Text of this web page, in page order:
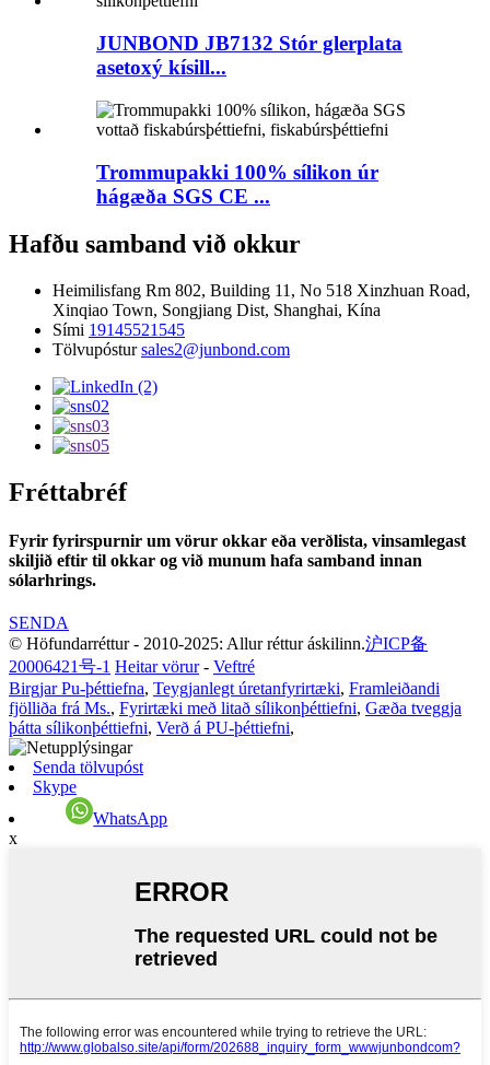
JUNBOND JB7132 Stór glerplata
asetoxý kísill...
Trommupakki 100% sílikon úr
hágæða SGS CE ...
Hafðu samband við okkur
Heimilisfang Rm 802, Building 11, No 518 Xinzhuan Road,
Xinqiao Town, Songjiang Dist, Shanghai, Kína
Sími 19145521545
Tölvupóstur sales2@junbond.com
Fréttabréf
Fyrir fyrirspurnir um vörur okkar eða verðlista, vinsamlegast
skiljið eftir til okkar og við munum hafa samband innan
sólarhrings.
SENDA
© Höfundarréttur - 2010-2025: Allur réttur áskilinn.沪ICP备
20006421号-1 Heitar vörur- Veftré
Birgjar Pu-þéttiefna, Teygjanlegt úretanfyrirtæki, Framleiðandi
fjölliða frá Ms., Fyrirtæki með litað sílikonþéttiefni, Gæða tveggja
þátta sílikonþéttiefni, Verð á PU-þéttiefni,
Senda tölvupóst
Skype
WhatsApp
x